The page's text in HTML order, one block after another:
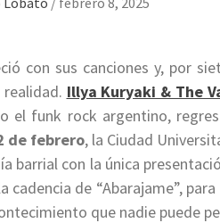
con sus canciones y, por
realidad. Illya Kuryaki & The
el funk rock argentino,
de febrero, la Ciudad
barrial con la única
cadencia de “Abarajame”,
que nadie puede